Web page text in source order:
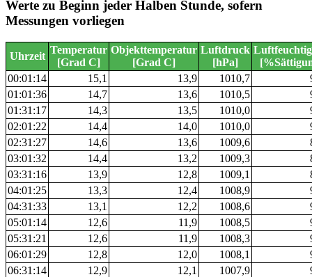
Werte zu Beginn jeder Halben Stunde, sofern
Messungen vorliegen
Uhrzeit
Temperatur
[Grad C]
Objekttemperatur
[Grad C]
Luftdruck
[hPa]
00:01:14
15,1 13,9 1010,7
01:01:36
14,7 13,6 1010,5
01:31:17
14,3 13,5 1010,0
02:01:22
14,4 14,0 1010,0
02:31:27
14,6 13,6 1009,6
03:01:32
14,4 13,2 1009,3
03:31:16
13,9 12,8 1009,1
04:01:25
13,3 12,4 1008,9
04:31:33
13,1 12,2 1008,6
05:01:14
12,6 11,9 1008,5
05:31:21
12,6 11,9 1008,3
06:01:29
12,8 12,0 1008,1
06:31:14
12,9 12,1 1007,9